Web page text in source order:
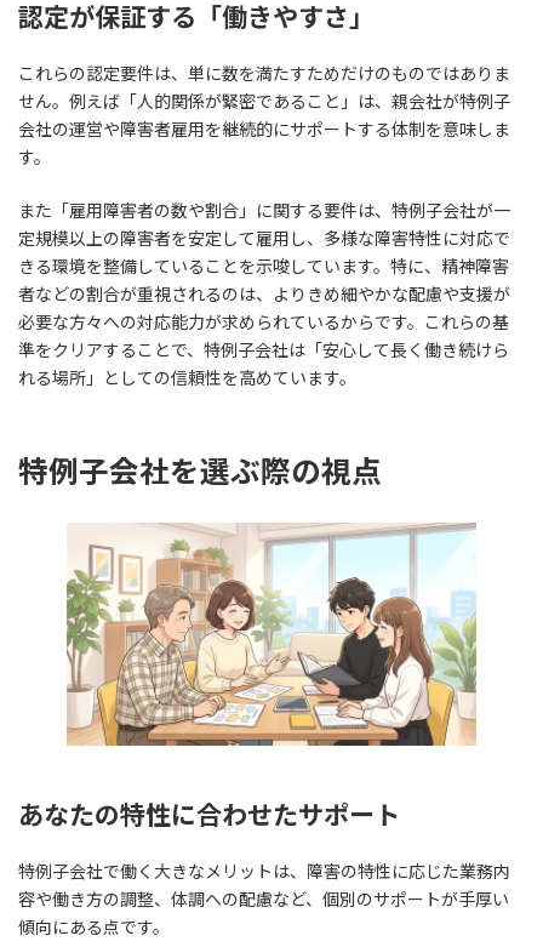
認定が保証する「働きやすさ」
これらの認定要件は、単に数を満たすためだけのものではありま
せん。例えば「人的関係が緊密であること」は、親会社が特例子
会社の運営や障害者雇用を継続的にサポートする体制を意味しま
す。
また「雇用障害者の数や割合」に関する要件は、特例子会社が一
定規模以上の障害者を安定して雇用し、多様な障害特性に対応で
きる環境を整備していることを示唆しています。特に、精神障害
者などの割合が重視されるのは、よりきめ細やかな配慮や支援が
必要な方々への対応能力が求められているからです。これらの基
準をクリアすることで、特例子会社は「安心して長く働き続けら
れる場所」としての信頼性を高めています。
特例子会社を選ぶ際の視点
あなたの特性に合わせたサポート
特例子会社で働く大きなメリットは、障害の特性に応じた業務内
容や働き方の調整、体調への配慮など、個別のサポートが手厚い
傾向にある点です。